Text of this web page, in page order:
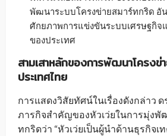
พัฒนาระบบโครงข่ายสมาร์ทกริด อั
ศักยภาพการแข่งขันระบบเศรษฐกิจ
ของประเทศ
สามเสาหลักของการพัฒนาโครงข่
ประเทศไทย
การแสดงวิสัยทัศน์ในเรื่องดังกล่าว ด
ภารกิจสำคัญของหัวเว่ยในการมุ่งพั
ทกริดว่า “หัวเว่ยเป็นผู้นำด้านธุรกิจเ